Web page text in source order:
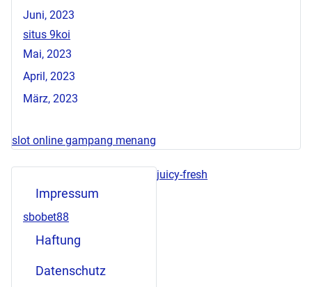
Juni, 2023
situs 9koi
Mai, 2023
April, 2023
März, 2023
slot online gampang menang
Impressum
sbobet88
Haftung
Datenschutz
juicy-fresh